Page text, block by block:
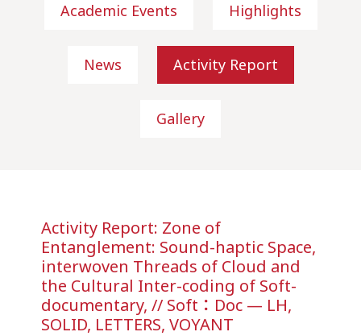
Academic Events Highlights
News Activity Report
Gallery
Activity Report: Zone of
Entanglement: Sound-haptic Space,
interwoven Threads of Cloud and
the Cultural Inter-coding of Soft-
documentary, // Soft：Doc — LH,
SOLID, LETTERS, VOYANT